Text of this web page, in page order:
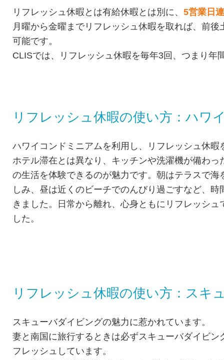
リフレッシュ休暇とは有給休暇とは別に、 5営業日
月曜から金曜までリフレッシュ休暇を取れば、前
可能です。
CLISでは、リフレッシュ休暇を毎年3回、つまり年
リフレッシュ休暇の使い方：ハワ
ハワイコンドミニアムを利用し、リフレッシュ休暇
ホテル滞在とは異なり、キッチンや洗濯機が備わっ
の生活を体験できるのが魅力です。朝はテラスで海
しみ、昼は近くのビーチでのんびり過ごすなど、
きました。日常から離れ、心身ともにリフレッシ
した。
リフレッシュ休暇の使い方：スキ
スキューバダイビングの魅力に惹かれています。
妻と南国に旅行するときは必ずスキューバダイビン
フレッシュしています。